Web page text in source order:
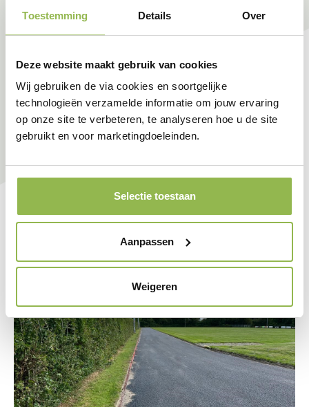
Toestemming Details Over
Deze website maakt gebruik van cookies
Wij gebruiken de via cookies en soortgelijke
technologieën verzamelde informatie om jouw ervaring
op onze site te verbeteren, te analyseren hoe u de site
gebruikt en voor marketingdoeleinden.
Selectie toestaan
Aanpassen
Weigeren